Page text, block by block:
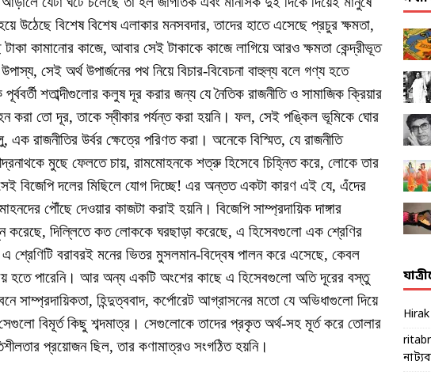
উঠেছে বিশেষ বিশেষ এলাকার মনসবদার, তাদের হাতে এসেছে প্রচুর ক্ষমতা,
টাকা কামানোর কাজে, আবার সেই টাকাকে কাজে লাগিয়ে আরও ক্ষমতা কেন্দ্রীভূত
সেই অর্থ উপার্জনের পথ নিয়ে বিচার-বিবেচনা বাহুল্য বলে গণ্য হতে
শতাব্দীগুলোর কলুষ দূর করার জন্য যে নৈতিক রাজনীতি ও সামাজিক ক্রিয়ার
করা তো দূর, তাকে স্বীকার পর্যন্ত করা হয়নি। ফল, সেই পঙ্কিল ভূমিকে ঘোর
এক রাজনীতির উর্বর ক্ষেত্রে পরিণত করা। অনেকে বিস্মিত, যে রাজনীতি
মুছে ফেলতে চায়, রামমোহনকে শত্রু হিসেবে চিহ্নিত করে, লোকে তার
বিজেপি দলের মিছিলে যোগ দিচ্ছে! এর অন্তত একটা কারণ এই যে, এঁদের
পৌঁছে দেওয়ার কাজটা করাই হয়নি। বিজেপি সাম্প্রদায়িক দাঙ্গার
করেছে, দিল্লিতে কত লোককে ঘরছাড়া করেছে, এ হিসেবগুলো এক শ্রেণির
শ্রেণিটি বরাবরই মনের ভিতর মুসলমান-বিদ্বেষ পালন করে এসেছে, কেবল
হতে পারেনি। আর অন্য একটি অংশের কাছে এ হিসেবগুলো অতি দূরের বস্তু
সাম্প্রদায়িকতা, হিন্দুত্ববাদ, কর্পোরেট আগ্রাসনের মতো যে অভিধাগুলো দিয়ে
বিমূর্ত কিছু শব্দমাত্র। সেগুলোকে তাদের প্রকৃত অর্থ-সহ মূর্ত করে তোলার
প্রয়োজন ছিল, তার কণামাত্রও সংগঠিত হয়নি।